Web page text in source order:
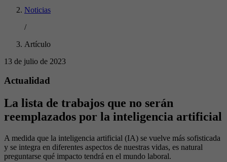
Noticias
/
Artículo
13 de julio de 2023
Actualidad
La lista de trabajos que no serán
reemplazados por la inteligencia artificial
A medida que la inteligencia artificial (IA) se vuelve más sofisticada
y se integra en diferentes aspectos de nuestras vidas, es natural
preguntarse qué impacto tendrá en el mundo laboral.